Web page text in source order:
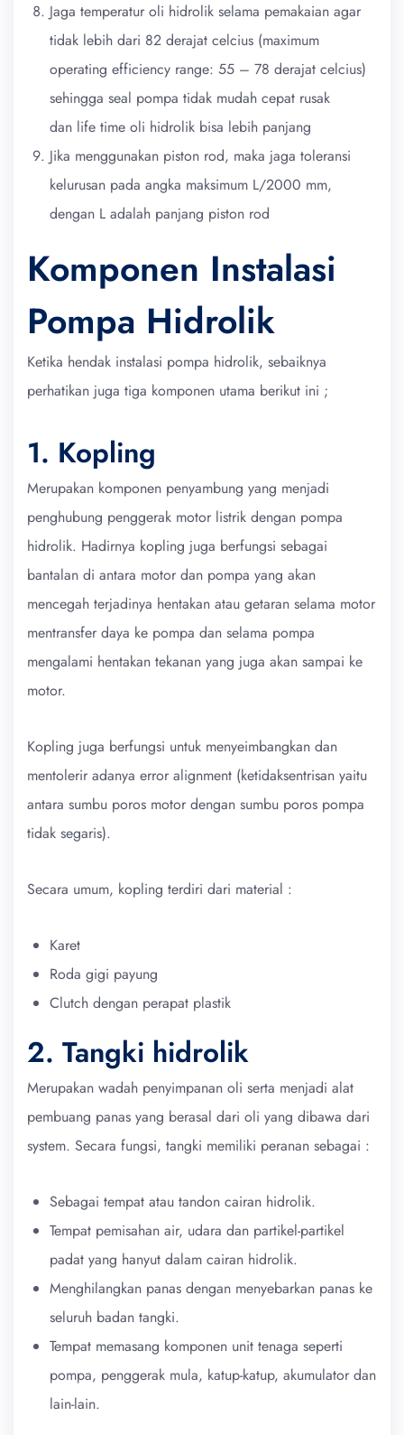
Jaga temperatur oli hidrolik selama pemakaian agar
tidak lebih dari 82 derajat celcius (maximum
operating efficiency range: 55 – 78 derajat celcius)
sehingga seal pompa tidak mudah cepat rusak
dan life time oli hidrolik bisa lebih panjang
Jika menggunakan piston rod, maka jaga toleransi
kelurusan pada angka maksimum L/2000 mm,
dengan L adalah panjang piston rod
Komponen Instalasi
Pompa Hidrolik
Ketika hendak instalasi pompa hidrolik, sebaiknya
perhatikan juga tiga komponen utama berikut ini ;
1. Kopling
Merupakan komponen penyambung yang menjadi
penghubung penggerak motor listrik dengan pompa
hidrolik. Hadirnya kopling juga berfungsi sebagai
bantalan di antara motor dan pompa yang akan
mencegah terjadinya hentakan atau getaran selama motor
mentransfer daya ke pompa dan selama pompa
mengalami hentakan tekanan yang juga akan sampai ke
motor.
Kopling juga berfungsi untuk menyeimbangkan dan
mentolerir adanya error alignment (ketidaksentrisan yaitu
antara sumbu poros motor dengan sumbu poros pompa
tidak segaris).
Secara umum, kopling terdiri dari material :
Karet
Roda gigi payung
Clutch dengan perapat plastik
2. Tangki hidrolik
Merupakan wadah penyimpanan oli serta menjadi alat
pembuang panas yang berasal dari oli yang dibawa dari
system. Secara fungsi, tangki memiliki peranan sebagai :
Sebagai tempat atau tandon cairan hidrolik.
Tempat pemisahan air, udara dan partikel-partikel
padat yang hanyut dalam cairan hidrolik.
Menghilangkan panas dengan menyebarkan panas ke
seluruh badan tangki.
Tempat memasang komponen unit tenaga seperti
pompa, penggerak mula, katup-katup, akumulator dan
lain-lain.